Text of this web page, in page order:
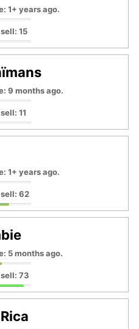
1+ years ago.
15
9 months ago.
11
1+ years ago.
62
5 months ago.
73